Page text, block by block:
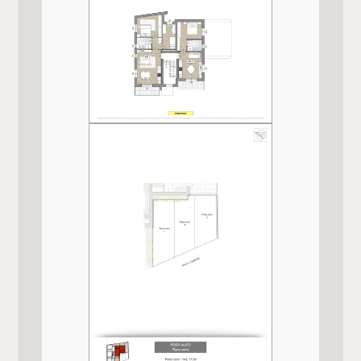
Finiture interne
★★★★★
★★★
Doccia
Pavim. Reparto Giorno
Tipo serranda garage